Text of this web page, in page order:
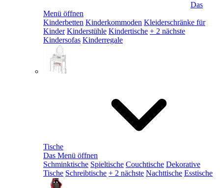
Das
Menü öffnen
Kinderbetten Kinderkommoden Kleiderschränke für
Kinder Kinderstühle Kindertische + 2 nächste
Kindersofas Kinderregale
Tische
Das Menü öffnen
Schminktische Spieltische Couchtische Dekorative
Tische Schreibtische + 2 nächste Nachttische Esstische